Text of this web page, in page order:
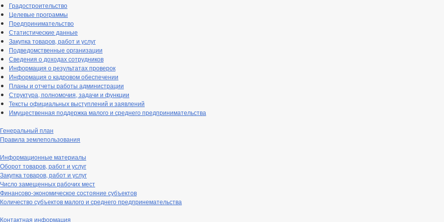
Градостроительство
Целевые программы
Предпринимательство
Статистические данные
Закупка товаров, работ и услуг
Подведомственные организации
Сведения о доходах сотрудников
Информация о результатах проверок
Информация о кадровом обеспечении
Планы и отчеты работы администрации
Структура, полномочия, задачи и функции
Тексты официальных выступлений и заявлений
Имущественная поддержка малого и среднего предпринимательства
Генеральный план
Правила землепользования
Информационные материалы
Оборот товаров, работ и услуг
Закупка товаров, работ и услуг
Число замещенных рабочих мест
Финансово-экономическое состояние субъектов
Количество субъектов малого и среднего предпринемательства
Контактная информация